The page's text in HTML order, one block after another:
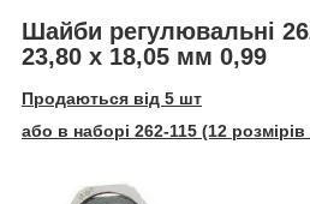
Шайби регулювальні
23,80 x 18,05 мм 0,99
Продаються від 5 шт
або в наборі 262-115 (12